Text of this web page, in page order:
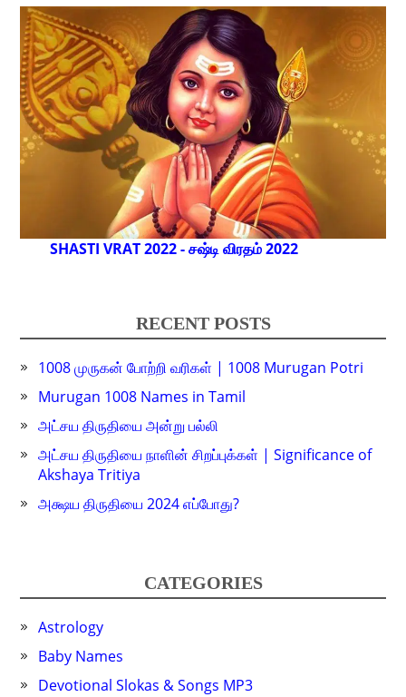
SHASTI VRAT 2022 - சஷ்டி விரதம் 2022
RECENT POSTS
1008 முருகன் போற்றி வரிகள் | 1008 Murugan Potri
Murugan 1008 Names in Tamil
அட்சய திருதியை அன்று பல்லி
அட்சய திருதியை நாளின் சிறப்புக்கள் | Significance of
Akshaya Tritiya
அக்ஷய திருதியை 2024 எப்போது?
CATEGORIES
Astrology
Baby Names
Devotional Slokas & Songs MP3